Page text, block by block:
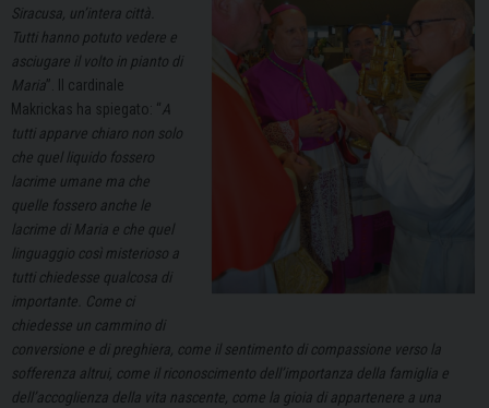
Siracusa, un’intera città.
Tutti hanno potuto vedere e
asciugare il volto in pianto di
Maria”. Il cardinale
Makrickas ha spiegato: “A
tutti apparve chiaro non solo
che quel liquido fossero
lacrime umane ma che
quelle fossero anche le
lacrime di Maria e che quel
linguaggio così misterioso a
tutti chiedesse qualcosa di
importante. Come ci
chiedesse un cammino di
conversione e di preghiera, come il sentimento di compassione verso la
sofferenza altrui, come il riconoscimento dell’importanza della famiglia e
dell’accoglienza della vita nascente, come la gioia di appartenere a una